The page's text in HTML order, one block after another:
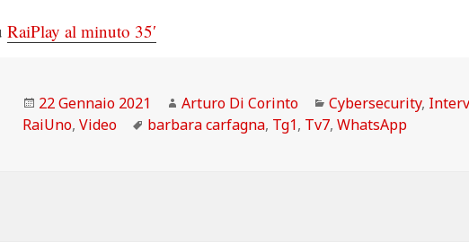
RaiPlay al minuto 35′
Scritto
il
22 Gennaio 2021 Autore
Arturo Di Corinto Categorie
Cybersecurity,
RaiUno,Video Tag
barbara carfagna, Tg1, Tv7,WhatsApp